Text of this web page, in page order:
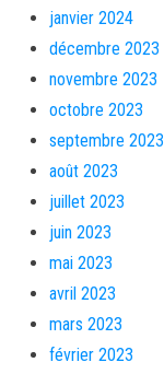
janvier 2024
décembre 2023
novembre 2023
octobre 2023
septembre 2023
août 2023
juillet 2023
juin 2023
mai 2023
avril 2023
mars 2023
février 2023